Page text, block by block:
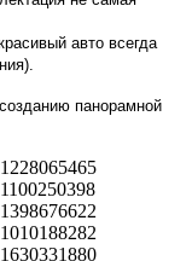
авто всегда
панорамной